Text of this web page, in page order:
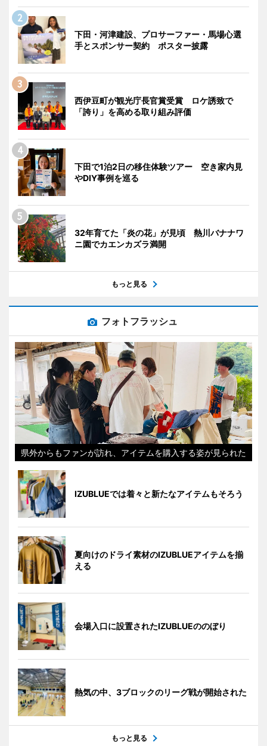
下田・河津建設、プロサーファー・馬場心選
手とスポンサー契約 ポスター披露
西伊豆町が観光庁長官賞受賞 ロケ誘致で
「誇り」を高める取り組み評価
下田で1泊2日の移住体験ツアー 空き家内見
やDIY事例を巡る
32年育てた「炎の花」が見頃 熱川バナナワ
ニ園でカエンカズラ満開
もっと見る
フォトフラッシュ
県外からもファンが訪れ、アイテムを購入する姿が見られた
IZUBLUEでは着々と新たなアイテムもそろう
夏向けのドライ素材のIZUBLUEアイテムを揃
える
会場入口に設置されたIZUBLUEののぼり
熱気の中、3ブロックのリーグ戦が開始された
もっと見る